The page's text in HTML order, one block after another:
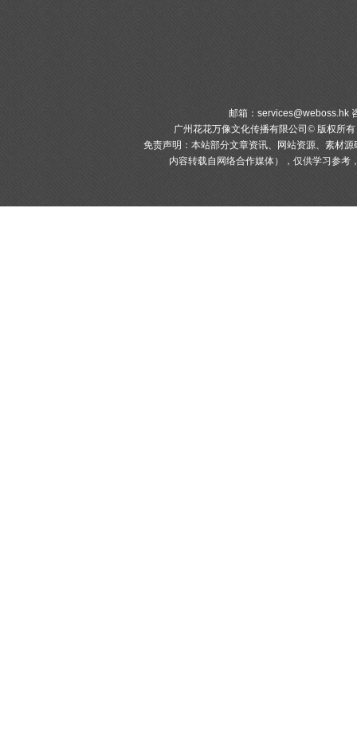
邮箱：services@weboss.hk
广州花花万像文化传播有限公司© 版权所有
免责声明：本站部分文章资讯、网站资源、素材
内容转载自网络合作媒体），仅供学习参